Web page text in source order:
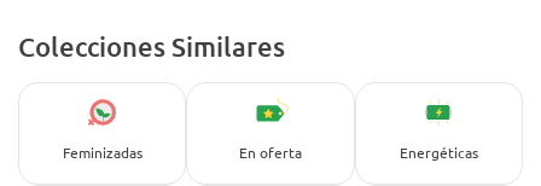
Colecciones Similares
Feminizadas En oferta Energéticas